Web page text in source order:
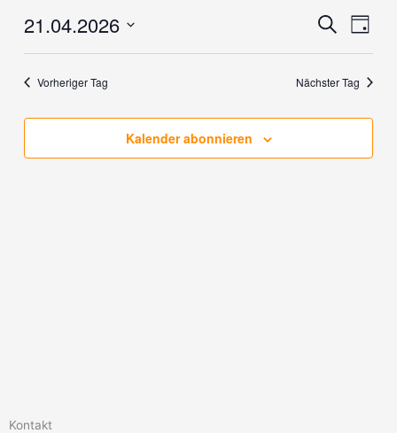
2026
Ansichten,
SucheTag
21.04.2026
Vorheriger Tag Nächster Tag
Kalender abonnieren
Kontakt